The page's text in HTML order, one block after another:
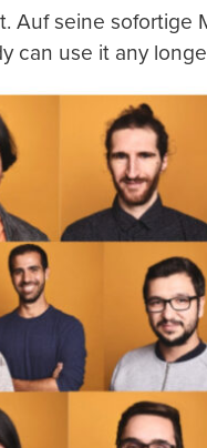
Auf seine
can use it any